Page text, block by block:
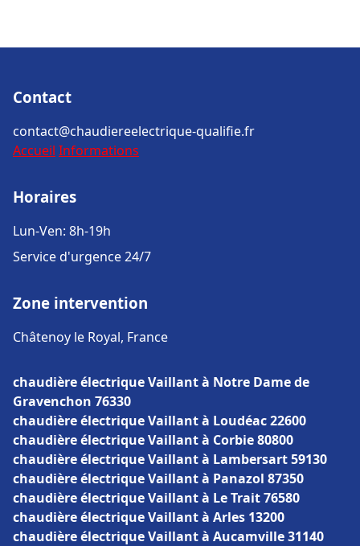
Contact
contact@chaudiereelectrique-qualifie.fr
Accueil Informations
Horaires
Lun-Ven: 8h-19h
Service d'urgence 24/7
Zone intervention
Châtenoy le Royal, France
chaudière électrique Vaillant à Notre Dame de
Gravenchon 76330
chaudière électrique Vaillant à Loudéac 22600
chaudière électrique Vaillant à Corbie 80800
chaudière électrique Vaillant à Lambersart 59130
chaudière électrique Vaillant à Panazol 87350
chaudière électrique Vaillant à Le Trait 76580
chaudière électrique Vaillant à Arles 13200
chaudière électrique Vaillant à Aucamville 31140